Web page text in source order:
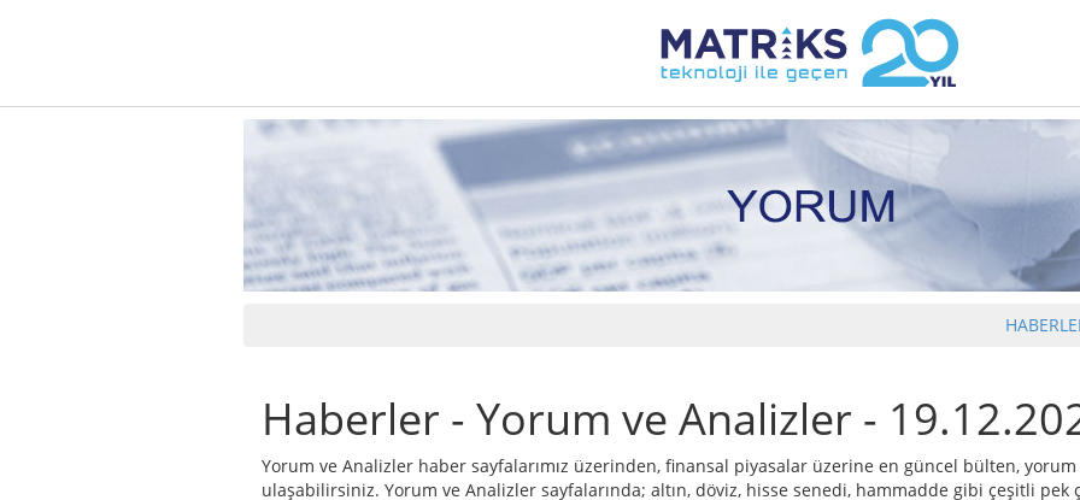
Haberler - Yorum ve Analizler -
Yorum ve Analizler haber sayfalarımız üzerinden, finansal piyasalar üzerine en güncel bülten, yorum
ulaşabilirsiniz. Yorum ve Analizler sayfalarında; altın, döviz, hisse senedi, hammadde gibi çeşitli pek